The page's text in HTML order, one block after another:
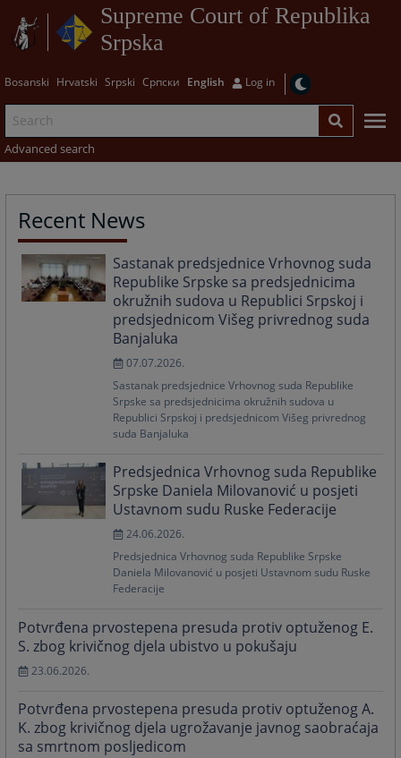
Supreme Court of Republika
Srpska
Bosanski Hrvatski Srpski Српски English Log in
Advanced search
Recent News
Sastanak predsjednice Vrhovnog suda
Republike Srpske sa predsjednicima
okružnih sudova u Republici Srpskoj i
predsjednicom Višeg privrednog suda
Banjaluka
07.07.2026.
Sastanak predsjednice Vrhovnog suda Republike
Srpske sa predsjednicima okružnih sudova u
Republici Srpskoj i predsjednicom Višeg privrednog
suda Banjaluka
Predsjednica Vrhovnog suda Republike
Srpske Daniela Milovanović u posjeti
Ustavnom sudu Ruske Federacije
24.06.2026.
Predsjednica Vrhovnog suda Republike Srpske
Daniela Milovanović u posjeti Ustavnom sudu Ruske
Federacije
Potvrđena prvostepena presuda protiv optuženog E.
S. zbog krivičnog djela ubistvo u pokušaju
23.06.2026.
Potvrđena prvostepena presuda protiv optuženog A.
K. zbog krivičnog djela ugrožavanje javnog saobraćaja
sa smrtnom posljedicom